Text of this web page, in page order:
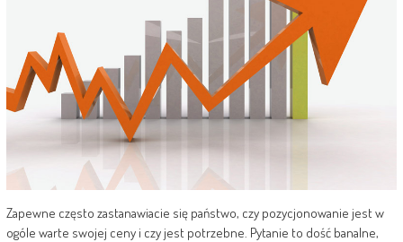
Zapewne często zastanawiacie się państwo, czy pozycjonowanie jest w
ogóle warte swojej ceny i czy jest potrzebne. Pytanie to dość banalne,